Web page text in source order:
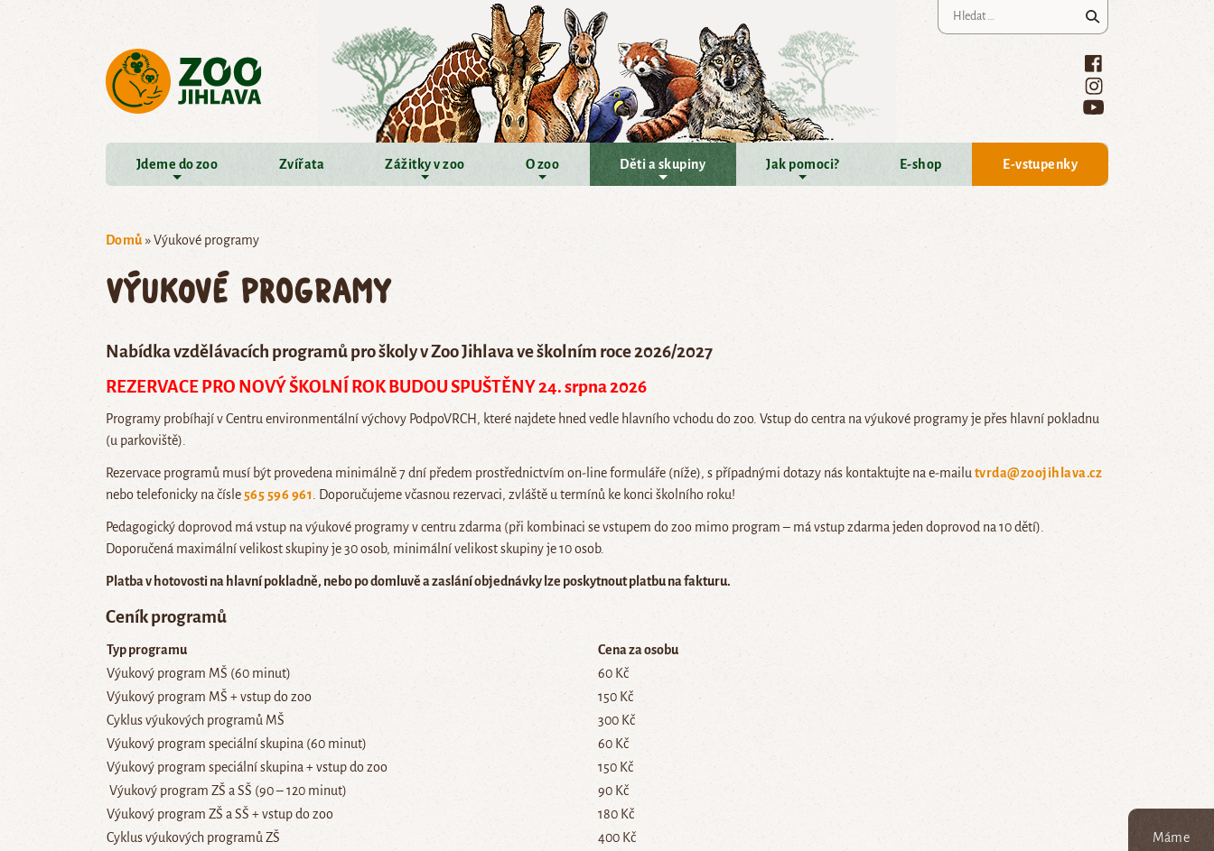
Máme
Jdeme do zoo Zvířata Zážitky v zoo O zoo Děti a skupiny Jak pomoci? E-shop E-vstupenky
Domů »Výukové programy
Výukové programy
Nabídka vzdělávacích programů pro školy vZoo Jihlava ve školním roce 2026/2027
REZERVACE PRO NOVÝ ŠKOLNÍ ROK BUDOU SPUŠTĚNY 24. srpna 2026
Programy probíhají v Centru environmentální výchovy PodpoVRCH, které najdete hned vedle hlavního vchodu do zoo. Vstup do centra na výukové programy je přes hlavní pokladnu
(u parkoviště).
Rezervace programů musí být provedena minimálně 7 dní předem prostřednictvím on-line formuláře (níže), s případnými dotazy nás kontaktujte na e-mailu tvrda@zoojihlava.cz
nebo telefonicky na čísle 565 596 961 . Doporučujeme včasnou rezervaci, zvláště u termínů ke konci školního roku!
Pedagogický doprovod má vstup na výukové programy v centru zdarma (při kombinaci se vstupem do zoo mimo program – má vstup zdarma jeden doprovod na 10 dětí).
Doporučená maximální velikost skupiny je 30 osob, minimální velikost skupiny je 10 osob.
Platba v hotovosti na hlavní pokladně, nebo po domluvě a zaslání objednávky lze poskytnout platbu na fakturu.
Ceník programů
Typ programu
Cena za osobu
Výukový program MŠ (60 minut)
60 Kč
Výukový program MŠ + vstup do zoo
150 Kč
Cyklus výukových programů MŠ
300 Kč
Výukový program speciální skupina (60 minut)
60 Kč
Výukový program speciální skupina + vstup do zoo
150 Kč
Výukový program ZŠ a SŠ (90 – 120 minut)
90 Kč
Výukový program ZŠ a SŠ + vstup do zoo
180 Kč
Cyklus výukových programů ZŠ
400 Kč